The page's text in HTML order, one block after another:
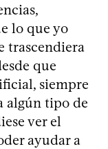
lo que yo
trascendiera
que
siempre
algún tipo de
ver el
ayudar a